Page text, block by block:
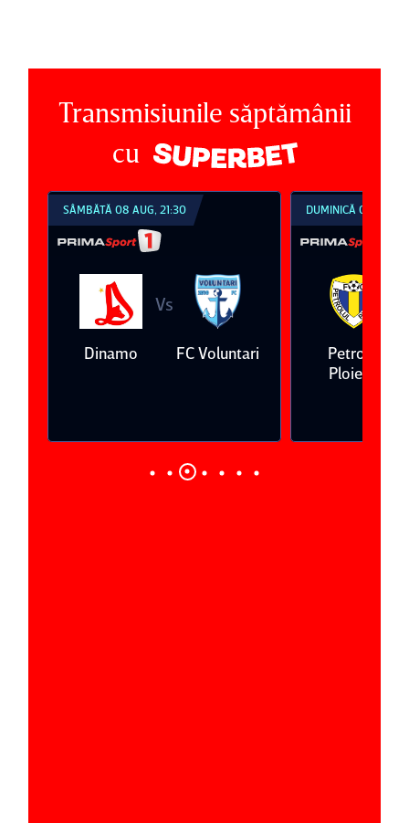
Transmisiunile săptămânii
cu
SÂMBĂTĂ 08 AUG, 21:30
Dinamo
Vs
FC Voluntari
DUMINICĂ 09 AUG,
Petrolul
Ploieşti